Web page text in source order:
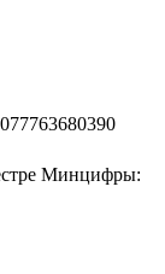
Минцифры: